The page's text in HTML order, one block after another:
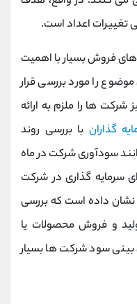
تغییرات اعداد است.
های فروش بسیار با اهمیت
را مورد بررسی قرار
شرکت ها را ملزم به ارائه
گذاران با بررسی روند
سودآوری شرکت در ماه
سرمایه گذاری در شرکت
داده است که بررسی
و فروش محصولات یا
سود شرکت ها بسیار